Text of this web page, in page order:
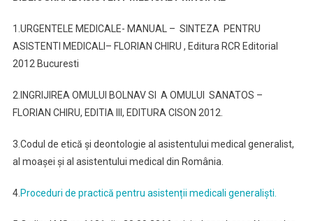
1.URGENTELE MEDICALE- MANUAL – SINTEZA PENTRU
ASISTENTI MEDICALI– FLORIAN CHIRU , Editura RCR Editorial
2012 Bucuresti
2.INGRIJIREA OMULUI BOLNAV SI A OMULUI SANATOS –
FLORIAN CHIRU, EDITIA III, EDITURA CISON 2012.
3.Codul de etică și deontologie al asistentului medical generalist,
al moașei și al asistentului medical din România.
4.Proceduri de practică pentru asistenții medicali generaliști.